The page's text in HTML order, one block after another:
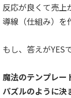
反応が良くて売上
導線（仕組み）を
もし、答えがYES
魔法のテンプレー
パズルのように決